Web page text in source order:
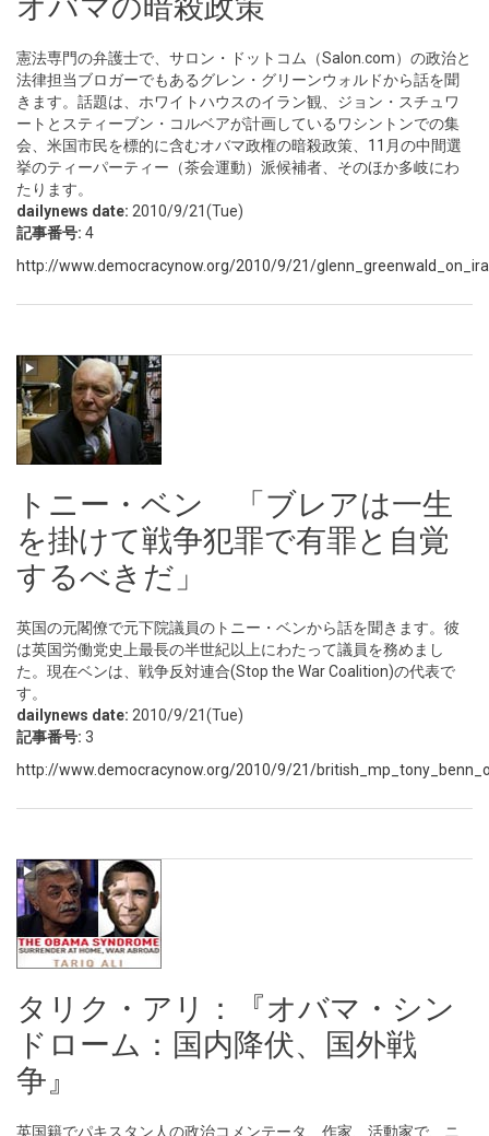
憲法専門の弁護士で、サロン・ドットコム（Salon.com）の政治と
法律担当ブロガーでもあるグレン・グリーンウォルドから話を聞
きます。話題は、ホワイトハウスのイラン観、ジョン・スチュワ
ートとスティーブン・コルベアが計画しているワシントンでの集
会、米国市民を標的に含むオバマ政権の暗殺政策、11月の中間選
挙のティーパーティー（茶会運動）派候補者、そのほか多岐にわ
たります。
dailynews date: 2010/9/21(Tue)
記事番号: 4
http://www.democracynow.org/2010/9/21/
トニー・ベン 「ブレアは一生
を掛けて戦争犯罪で有罪と自覚
するべきだ」
英国の元閣僚で元下院議員のトニー・ベンから話を聞きます。彼
は英国労働党史上最長の半世紀以上にわたって議員を務めまし
た。現在ベンは、戦争反対連合(Stop the War Coalition)の代表で
す。
dailynews date: 2010/9/21(Tue)
記事番号: 3
http://www.democracynow.org/2010/9/21/
タリク・アリ：『オバマ・シン
ドローム：国内降伏、国外戦
争』
英国籍でパキスタン人の政治コメンテータ、作家、活動家で、ニ